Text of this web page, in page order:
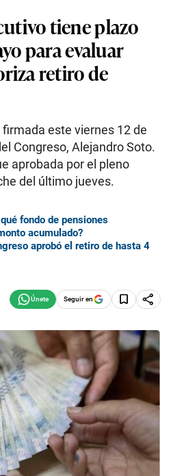
tiene plazo
para evaluar
retiro de
este viernes 12 de
Congreso, Alejandro Soto.
aprobada por el pleno
del último jueves.
fondo de pensiones
acumulado?
aprobó el retiro de hasta 4
Seguir en